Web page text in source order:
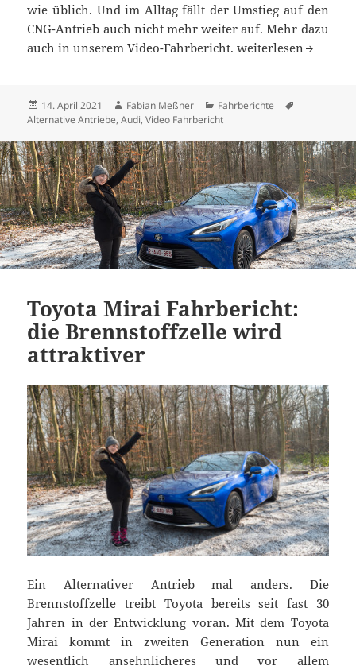
wie üblich. Und im Alltag fällt der Umstieg auf den
CNG-Antrieb auch nicht mehr weiter auf. Mehr dazu
auch in unserem Video-Fahrbericht.Audi A5 Sportback
weiterlesen
Veröffentlicht
am
14. April 2021 Autor
Fabian Meßner Kategorien
Fahrberichte
Alternative Antriebe,Audi,Video Fahrbericht
Toyota Mirai Fahrbericht:
die Brennstoffzelle wird
attraktiver
Ein Alternativer Antrieb mal anders. Die
Brennstoffzelle treibt Toyota bereits seit fast 30
Jahren in der Entwicklung voran. Mit dem Toyota
Mirai kommt in zweiten Generation nun ein
wesentlich ansehnlicheres und vor allem